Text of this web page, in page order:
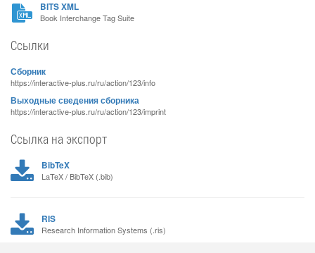
BITS XML
Book Interchange Tag Suite
Ссылки
Сборник
https://interactive-plus.ru/ru/action/123/info
Выходные сведения сборника
https://interactive-plus.ru/ru/action/123/imprint
Ссылка на экспорт
BibTeX
LaTeX / BibTeX (.bib)
RIS
Research Information Systems (.ris)